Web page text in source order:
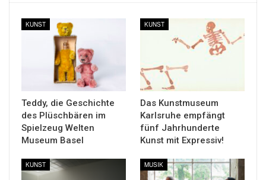
KUNST
Teddy, die Geschichte
des Plüschbären im
Spielzeug Welten
Museum Basel
KUNST
Das Kunstmuseum
Karlsruhe empfängt
fünf Jahrhunderte
Kunst mit Expressiv!
KUNST MUSIK